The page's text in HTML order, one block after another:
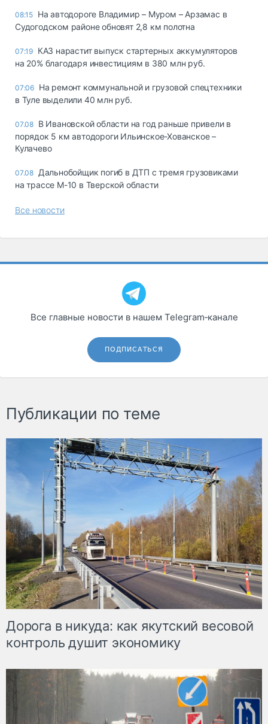
08:15 На автодороге Владимир – Муром – Арзамас в
Судогодском районе обновят 2,8 км полотна
07:19 КАЗ нарастит выпуск стартерных аккумуляторов
на 20% благодаря инвестициям в 380 млн руб.
07:06 На ремонт коммунальной и грузовой спецтехники
в Туле выделили 40 млн руб.
07.08 В Ивановской области на год раньше привели в
порядок 5 км автодороги Ильинское-Хованское –
Кулачево
07.08 Дальнобойщик погиб в ДТП с тремя грузовиками
на трассе М-10 в Тверской области
Все новости
Все главные новости в нашем Telegram‑канале
ПОДПИСАТЬСЯ
Публикации по теме
Дорога в никуда: как якутский весовой
контроль душит экономику